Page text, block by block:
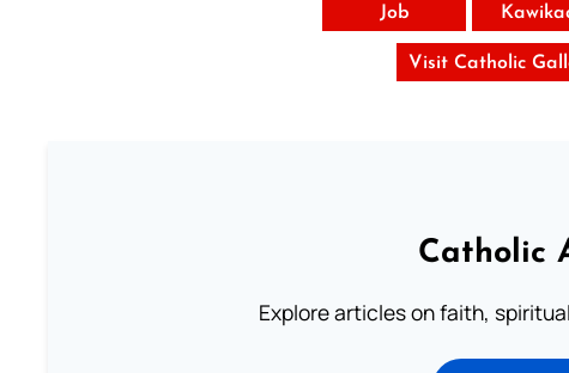
Job
Visit Catholic
Catholic
Explore articles on faith,